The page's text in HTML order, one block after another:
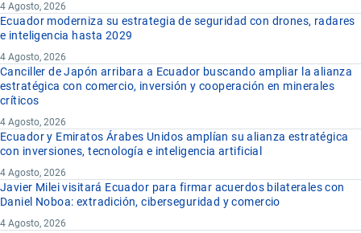
4 Agosto, 2026
Ecuador moderniza su estrategia de seguridad con drones, radares
e inteligencia hasta 2029
4 Agosto, 2026
Canciller de Japón arribara a Ecuador buscando ampliar la alianza
estratégica con comercio, inversión y cooperación en minerales
críticos
4 Agosto, 2026
Ecuador y Emiratos Árabes Unidos amplían su alianza estratégica
con inversiones, tecnología e inteligencia artificial
4 Agosto, 2026
Javier Milei visitará Ecuador para firmar acuerdos bilaterales con
Daniel Noboa: extradición, ciberseguridad y comercio
4 Agosto, 2026